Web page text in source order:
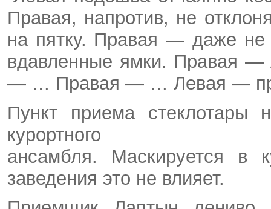
Правая, напротив, не
на пятку. Правая — даже не
вдавленные ямки. Правая —
— … Правая — … Левая —
Пункт приема
курортного
ансамбля. Маскируется в
заведения это не влияет.